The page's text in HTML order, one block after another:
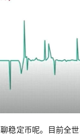
稳定币呢。目前全